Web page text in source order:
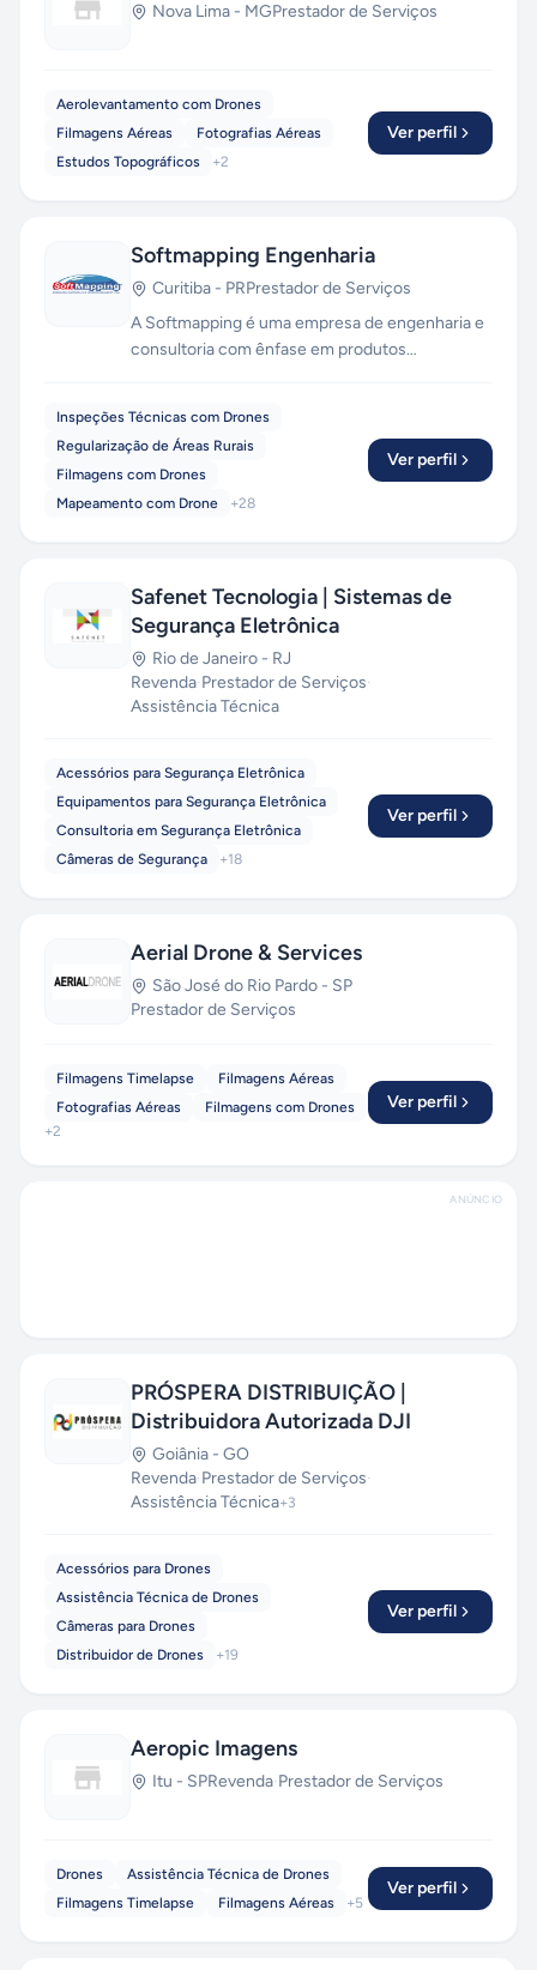
Nova Lima - MGPrestador de Serviços
Aerolevantamento com Drones
Filmagens Aéreas
Fotografias Aéreas
Estudos Topográficos
+2
Ver perfil
Softmapping Engenharia
Curitiba - PRPrestador de Serviços
A Softmapping é uma empresa de engenharia e
consultoria com ênfase em produtos
levantamentos, mapeamentos e inspeções
técnicas com eficiência e redução de
investimentos. Atendemos a empresas públicas
e privadas em todo o país, dos setores de base
Inspeções Técnicas com Drones
Regularização de Áreas Rurais
Filmagens com Drones
Mapeamento com Drone
+28
Ver perfil
Safenet Tecnologia | Sistemas de
Segurança Eletrônica
Rio de Janeiro - RJ
Revenda·Prestador de Serviços·
Assistência Técnica
Acessórios para Segurança Eletrônica
Equipamentos para Segurança Eletrônica
Consultoria em Segurança Eletrônica
Câmeras de Segurança
+18
Ver perfil
Aerial Drone & Services
São José do Rio Pardo - SP
Prestador de Serviços
Filmagens Timelapse
Filmagens Aéreas
Fotografias Aéreas
Filmagens com Drones
+2
Ver perfil
ANÚNCIO
PRÓSPERA DISTRIBUIÇÃO |
Distribuidora Autorizada DJI
Goiânia - GO
Revenda·Prestador de Serviços·
Assistência Técnica+3
Acessórios para Drones
Assistência Técnica de Drones
Câmeras para Drones
Distribuidor de Drones
+19
Ver perfil
Aeropic Imagens
Itu - SPRevenda·Prestador de Serviços
Drones
Assistência Técnica de Drones
Filmagens Timelapse
Filmagens Aéreas +5
Ver perfil